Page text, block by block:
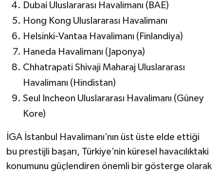
Dubai Uluslararası Havalimanı (BAE)
Hong Kong Uluslararası Havalimanı
Helsinki-Vantaa Havalimanı (Finlandiya)
Haneda Havalimanı (Japonya)
Chhatrapati Shivaji Maharaj Uluslararası
Havalimanı (Hindistan)
Seul Incheon Uluslararası Havalimanı (Güney
Kore)
İGA İstanbul Havalimanı’nın üst üste elde ettiği
bu prestijli başarı, Türkiye’nin küresel havacılıktaki
konumunu güçlendiren önemli bir gösterge olarak